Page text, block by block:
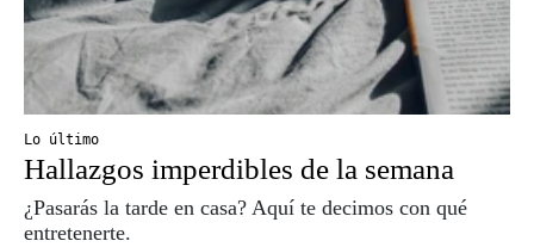
Lo último
Hallazgos imperdibles de la semana
¿Pasarás la tarde en casa? Aquí te decimos con qué
entretenerte.